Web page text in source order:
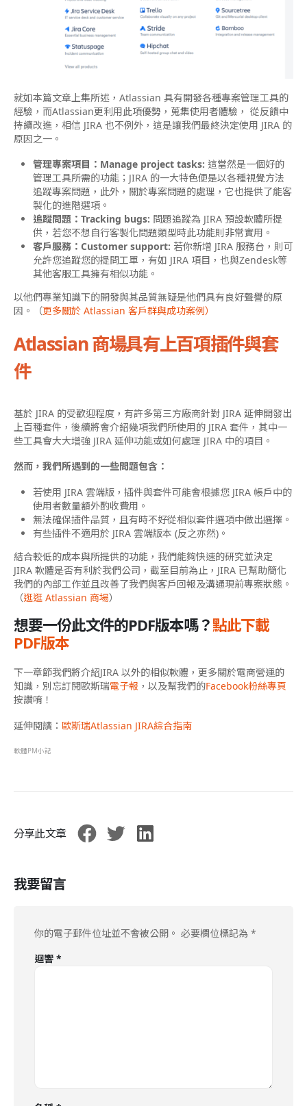
就如本篇文章上集所述，Atlassian 具有開發各種專案管理工具的
經驗，而Atlassian更利用此項優勢，蒐集使用者體驗， 從反饋中
持續改進，相信 JIRA 也不例外，這是讓我們最終決定使用 JIRA 的
原因之一。
管理專案項目：Manage project tasks: 這當然是一個好的
管理工具所需的功能；JIRA 的一大特色便是以各種視覺方法
追蹤專案問題，此外，關於專案問題的處理，它也提供了能客
製化的進階選項。
追蹤問題：Tracking bugs: 問題追蹤為 JIRA 預設軟體所提
供，若您不想自行客製化問題類型時此功能則非常實用。
客戶服務：Customer support: 若你新增 JIRA 服務台，則可
允許您追蹤您的提問工單，有如 JIRA 項目，也與Zendesk等
其他客服工具擁有相似功能。
以他們專業知識下的開發與其品質無疑是他們具有良好聲譽的原
因。（更多關於 Atlassian 客戶群與成功案例）
Atlassian 商場具有上百項插件與套
件
基於 JIRA 的受歡迎程度，有許多第三方廠商針對 JIRA 延伸開發出
上百種套件，後續將會介紹幾項我們所使用的 JIRA 套件，其中一
些工具會大大增強 JIRA 延伸功能或如何處理 JIRA 中的項目。
然而，我們所遇到的一些問題包含：
若使用 JIRA 雲端版，插件與套件可能會根據您 JIRA 帳戶中的
使用者數量額外酌收費用。
無法確保插件品質，且有時不好從相似套件選項中做出選擇。
有些插件不適用於 JIRA 雲端版本 (反之亦然)。
結合較低的成本與所提供的功能，我們能夠快速的研究並決定
JIRA 軟體是否有利於我們公司，截至目前為止，JIRA 已幫助簡化
我們的內部工作並且改善了我們與客戶回報及溝通現前專案狀態。
（逛逛 Atlassian 商場）
想要一份此文件的PDF版本嗎？點此下載
PDF版本
下一章節我們將介紹JIRA 以外的相似軟體，更多關於電商營運的
知識， 別忘訂閱歐斯瑞電子報 ，以及幫我們的Facebook粉絲專頁
按讚唷！
延伸閱讀： 歐斯瑞Atlassian JIRA綜合指南
軟體PM小記
分享此文章
我要留言
你的電子郵件位址並不會被公開。 必要欄位標記為 *
迴響 *